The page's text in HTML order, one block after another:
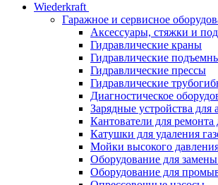
Wiederkraft
Гаражное и сервисное
Аксессуары, стяжки и
Гидравлические краны
Гидравлические
Гидравлические прессы
Гидравлические
Диагностическое
Зарядные устройства для
Кантователи для ремонта
Катушки для удаления
Мойки высокого
Оборудование для
Оборудование для